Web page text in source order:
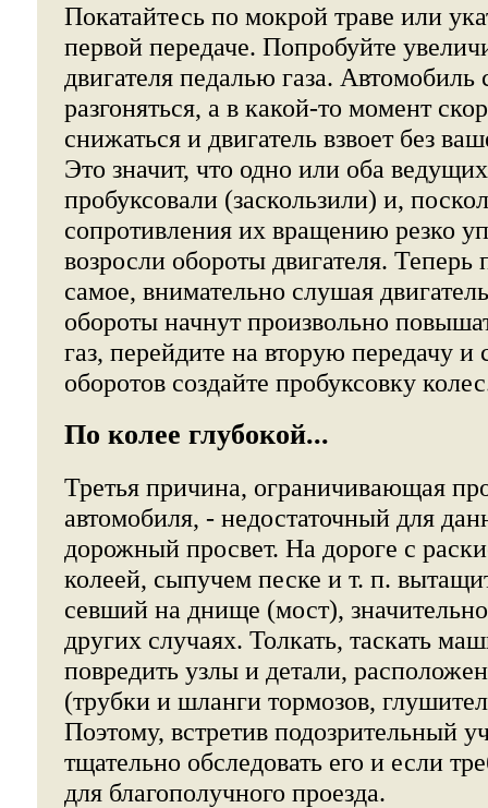
Покатайтесь по мокрой траве или
первой передаче. Попробуйте
двигателя педалью газа. Автомобиль
разгоняться, а в какой-то момент
снижаться и двигатель взвоет без
Это значит, что одно или оба
пробуксовали (заскользили) и,
сопротивления их вращению резко
возросли обороты двигателя. Теперь
самое, внимательно слушая
обороты начнут произвольно
газ, перейдите на вторую передачу и
оборотов создайте пробуксовку
По колее глубокой...
Третья причина, ограничивающая
автомобиля, - недостаточный для
дорожный просвет. На дороге с
колеей, сыпучем песке и т. п.
севший на днище (мост),
других случаях. Толкать, таскать
повредить узлы и детали,
(трубки и шланги тормозов,
Поэтому, встретив подозрительный
тщательно обследовать его и если
для благополучного проезда.